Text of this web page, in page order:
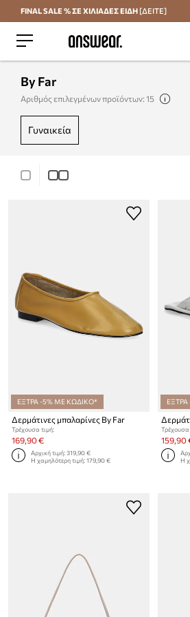
Εξοικονομήστε με το
FINAL SALE % ΣΕ ΧΙΛΙΑΔΕΣ ΕΙΔΗ [ΔΕΙΤΕ]
By Far
Αριθμός επιλεγμένων προϊόντων: 15
γυναικεία
ΕΞΤΡΑ -5% ΜΕ ΚΩΔΙΚΟ*
Δερμάτινες μπαλαρίνες By Far
Τρέχουσα τιμή:
169,90 €
Αρχική τιμή:319,90 €
Η χαμηλότερη τιμή:179,90 €
Τρέχουσα
159,90
Η